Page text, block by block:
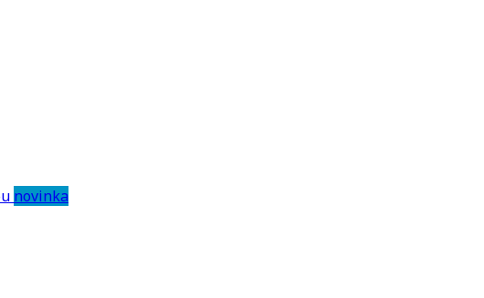
novinka